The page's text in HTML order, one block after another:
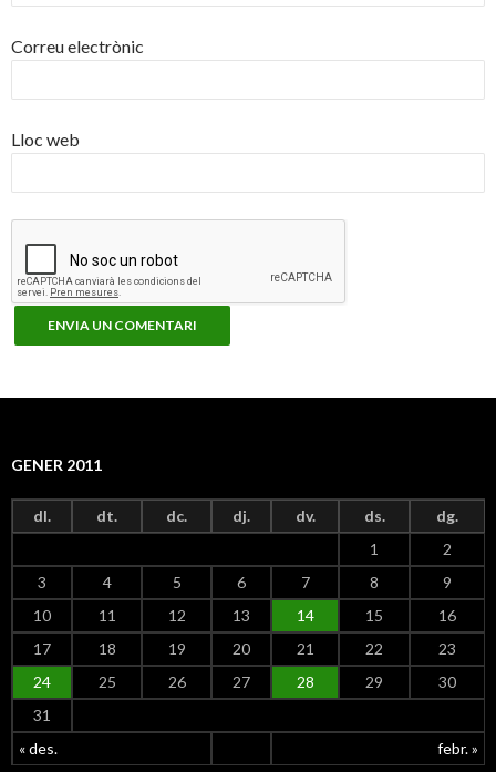
Correu electrònic
Lloc web
GENER 2011
dl. dt. dc. dj. dv. ds. dg.
« des. febr. »
1
2
3
4 5 6 7 8
9
10
11 12 13 14 15
16
17
18 19 20 21 22
23
24
25 26 27 28 29
30
31